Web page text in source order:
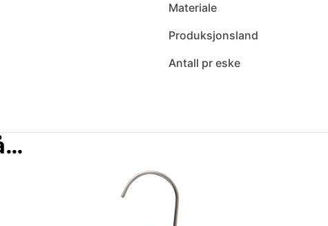
Materiale
Produksjonsland
Antall pr eske